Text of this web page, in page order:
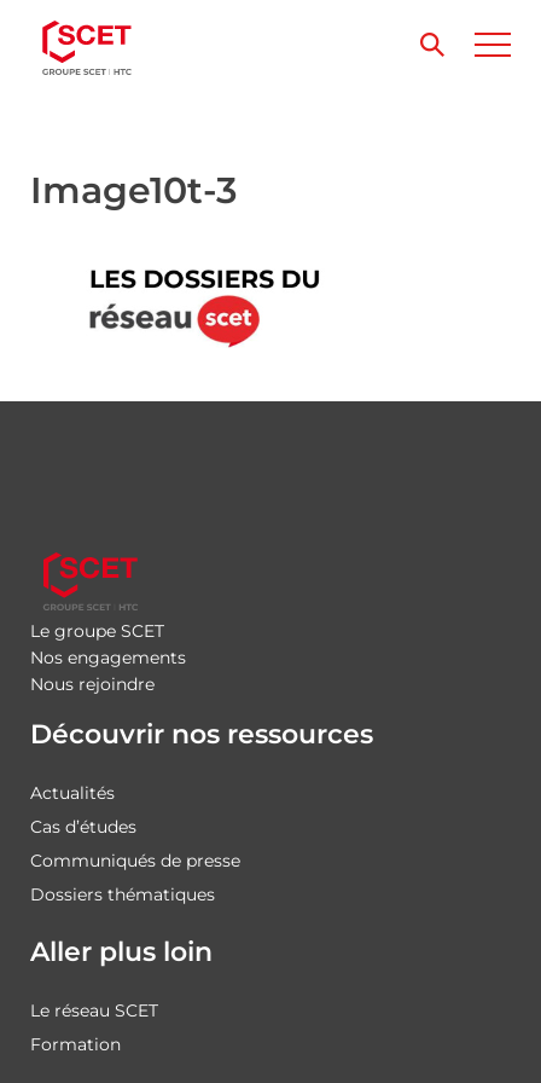
Image10t-3
Le groupe SCET
Nos engagements
Nous rejoindre
Découvrir nos ressources
Actualités
Cas d’études
Communiqués de presse
Dossiers thématiques
Aller plus loin
Le réseau SCET
Formation